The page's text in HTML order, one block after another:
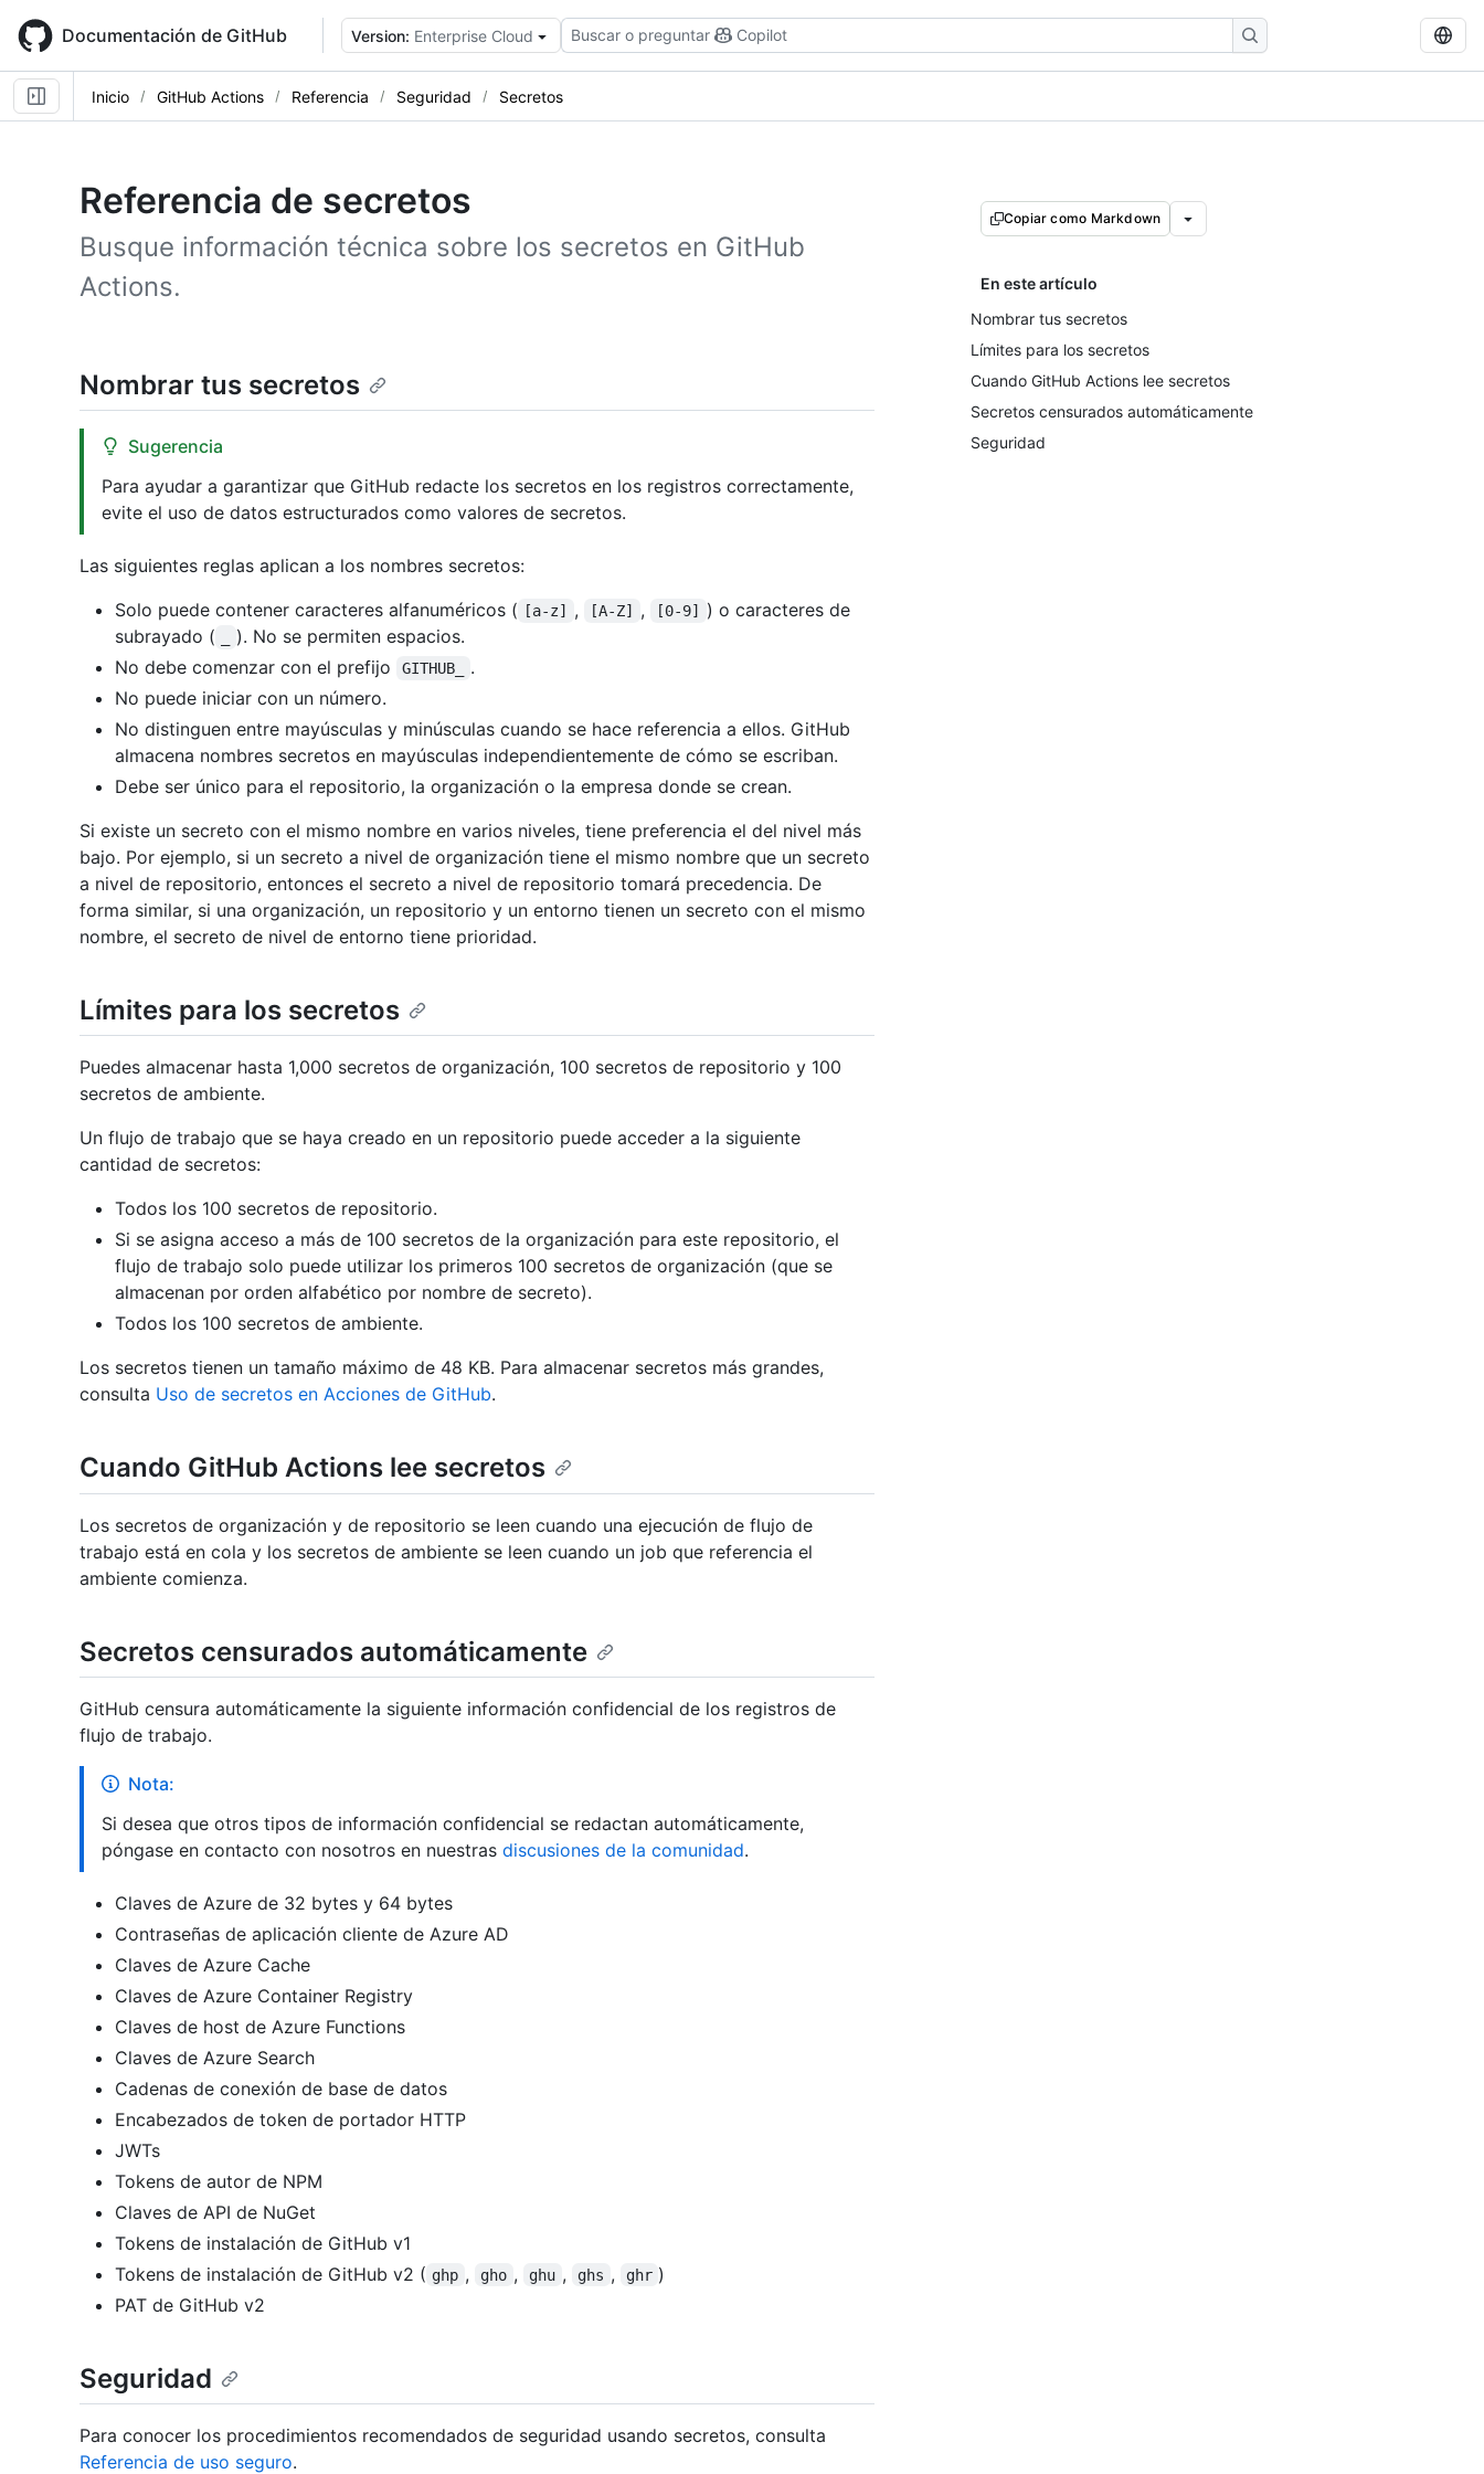
main
content
Documentación de GitHub Version: Enterprise Cloud Buscar o preguntar Copilot
Inicio GitHub Actions Referencia Seguridad Secretos
Referencia de secretos
Busque información técnica sobre los secretos en GitHub
Actions.
Copiar como Markdown
En este artículo
Nombrar tus secretos
Límites para los secretos
Cuando GitHub Actions lee secretos
Secretos censurados automáticamente
Seguridad
Nombrar tus secretos
Sugerencia
Para ayudar a garantizar que GitHub redacte los secretos en los registros correctamente,
evite el uso de datos estructurados como valores de secretos.
Las siguientes reglas aplican a los nombres secretos:
Solo puede contener caracteres alfanuméricos (
[a-z] , [A-Z] , [0-9]
) o caracteres de
subrayado (
). No se permiten espacios.
No debe comenzar con el prefijo
GITHUB_
.
No puede iniciar con un número.
No distinguen entre mayúsculas y minúsculas cuando se hace referencia a ellos. GitHub
almacena nombres secretos en mayúsculas independientemente de cómo se escriban.
Debe ser único para el repositorio, la organización o la empresa donde se crean.
Si existe un secreto con el mismo nombre en varios niveles, tiene preferencia el del nivel más
bajo. Por ejemplo, si un secreto a nivel de organización tiene el mismo nombre que un secreto
a nivel de repositorio, entonces el secreto a nivel de repositorio tomará precedencia. De
forma similar, si una organización, un repositorio y un entorno tienen un secreto con el mismo
nombre, el secreto de nivel de entorno tiene prioridad.
Límites para los secretos
Puedes almacenar hasta 1,000 secretos de organización, 100 secretos de repositorio y 100
secretos de ambiente.
Un flujo de trabajo que se haya creado en un repositorio puede acceder a la siguiente
cantidad de secretos:
Todos los 100 secretos de repositorio.
Si se asigna acceso a más de 100 secretos de la organización para este repositorio, el
flujo de trabajo solo puede utilizar los primeros 100 secretos de organización (que se
almacenan por orden alfabético por nombre de secreto).
Todos los 100 secretos de ambiente.
Los secretos tienen un tamaño máximo de 48 KB. Para almacenar secretos más grandes,
consulta Uso de secretos en Acciones de GitHub.
Cuando GitHub Actions lee secretos
Los secretos de organización y de repositorio se leen cuando una ejecución de flujo de
trabajo está en cola y los secretos de ambiente se leen cuando un job que referencia el
ambiente comienza.
Secretos censurados automáticamente
GitHub censura automáticamente la siguiente información confidencial de los registros de
flujo de trabajo.
Nota:
Si desea que otros tipos de información confidencial se redactan automáticamente,
póngase en contacto con nosotros en nuestras discusiones de la comunidad.
Claves de Azure de 32 bytes y 64 bytes
Contraseñas de aplicación cliente de Azure AD
Claves de Azure Cache
Claves de Azure Container Registry
Claves de host de Azure Functions
Claves de Azure Search
Cadenas de conexión de base de datos
Encabezados de token de portador HTTP
JWTs
Tokens de autor de NPM
Claves de API de NuGet
Tokens de instalación de GitHub v1
Tokens de instalación de GitHub v2 ( ghp , gho , ghu , ghs , ghr )
PAT de GitHub v2
Seguridad
Para conocer los procedimientos recomendados de seguridad usando secretos, consulta
Referencia de uso seguro.